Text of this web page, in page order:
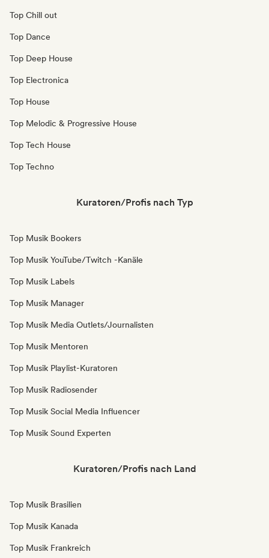
Top Chill out
Top Dance
Top Deep House
Top Electronica
Top House
Top Melodic & Progressive House
Top Tech House
Top Techno
Kuratoren/Profis nach Typ
Top Musik Bookers
Top Musik YouTube/Twitch -Kanäle
Top Musik Labels
Top Musik Manager
Top Musik Media Outlets/Journalisten
Top Musik Mentoren
Top Musik Playlist-Kuratoren
Top Musik Radiosender
Top Musik Social Media Influencer
Top Musik Sound Experten
Kuratoren/Profis nach Land
Top Musik Brasilien
Top Musik Kanada
Top Musik Frankreich